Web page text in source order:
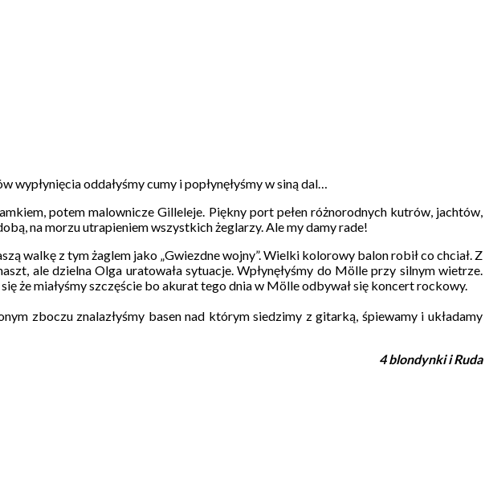
wypłynięcia oddałyśmy cumy i popłynęłyśmy w siną dal…
potem malownicze Gilleleje. Piękny port pełen różnorodnych kutrów, jachtów,
na morzu utrapieniem wszystkich żeglarzy. Ale my damy rade!
walkę z tym żaglem jako „Gwiezdne wojny”. Wielki kolorowy balon robił co chciał. Z
ale dzielna Olga uratowała sytuacje. Wpłynęłyśmy do Mölle przy silnym wietrze.
że miałyśmy szczęście bo akurat tego dnia w Mölle odbywał się koncert rockowy.
zboczu znalazłyśmy basen nad którym siedzimy z gitarką, śpiewamy i układamy
4 blondynki i Ruda